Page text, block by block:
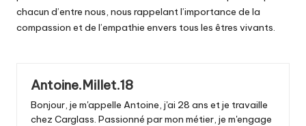
chacun d’entre nous, nous rappelant l’importance de la
compassion et de l’empathie envers tous les êtres vivants.
Antoine.Millet.18
Bonjour, je m'appelle Antoine, j'ai 28 ans et je travaille
chez Carglass. Passionné par mon métier, je m'engage